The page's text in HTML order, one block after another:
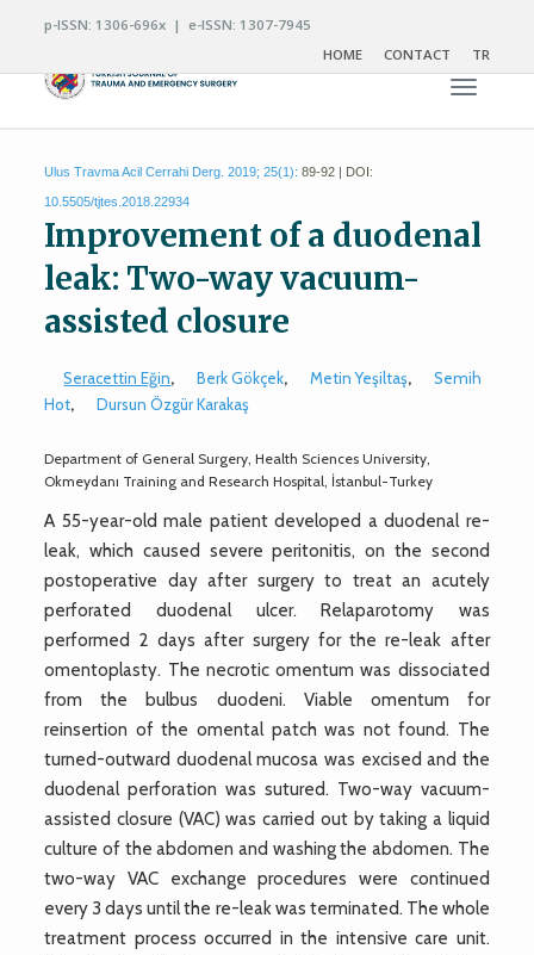
p-ISSN: 1306-696x | e-ISSN: 1307-7945
HOME
CONTACT TR
Toggle
Ulus Travma Acil Cerrahi Derg. 2019; 25(1): 89-92 | DOI:
10.5505/tjtes.2018.22934
Improvement of a duodenal
leak: Two-way vacuum-
assisted closure
Seracettin Eğin, Berk Gökçek, Metin Yeşiltaş,
Semih
Hot, Dursun Özgür Karakaş
Department of General Surgery, Health Sciences University,
Okmeydanı Training and Research Hospital, İstanbul-Turkey
A 55-year-old male patient developed a duodenal re-
leak, which caused severe peritonitis, on the second
postoperative day after surgery to treat an acutely
perforated duodenal ulcer. Relaparotomy was
performed 2 days after surgery for the re-leak after
omentoplasty. The necrotic omentum was dissociated
from the bulbus duodeni. Viable omentum for
reinsertion of the omental patch was not found. The
turned-outward duodenal mucosa was excised and the
duodenal perforation was sutured. Two-way vacuum-
assisted closure (VAC) was carried out by taking a liquid
culture of the abdomen and washing the abdomen. The
two-way VAC exchange procedures were continued
every 3 days until the re-leak was terminated. The whole
treatment process occurred in the intensive care unit.